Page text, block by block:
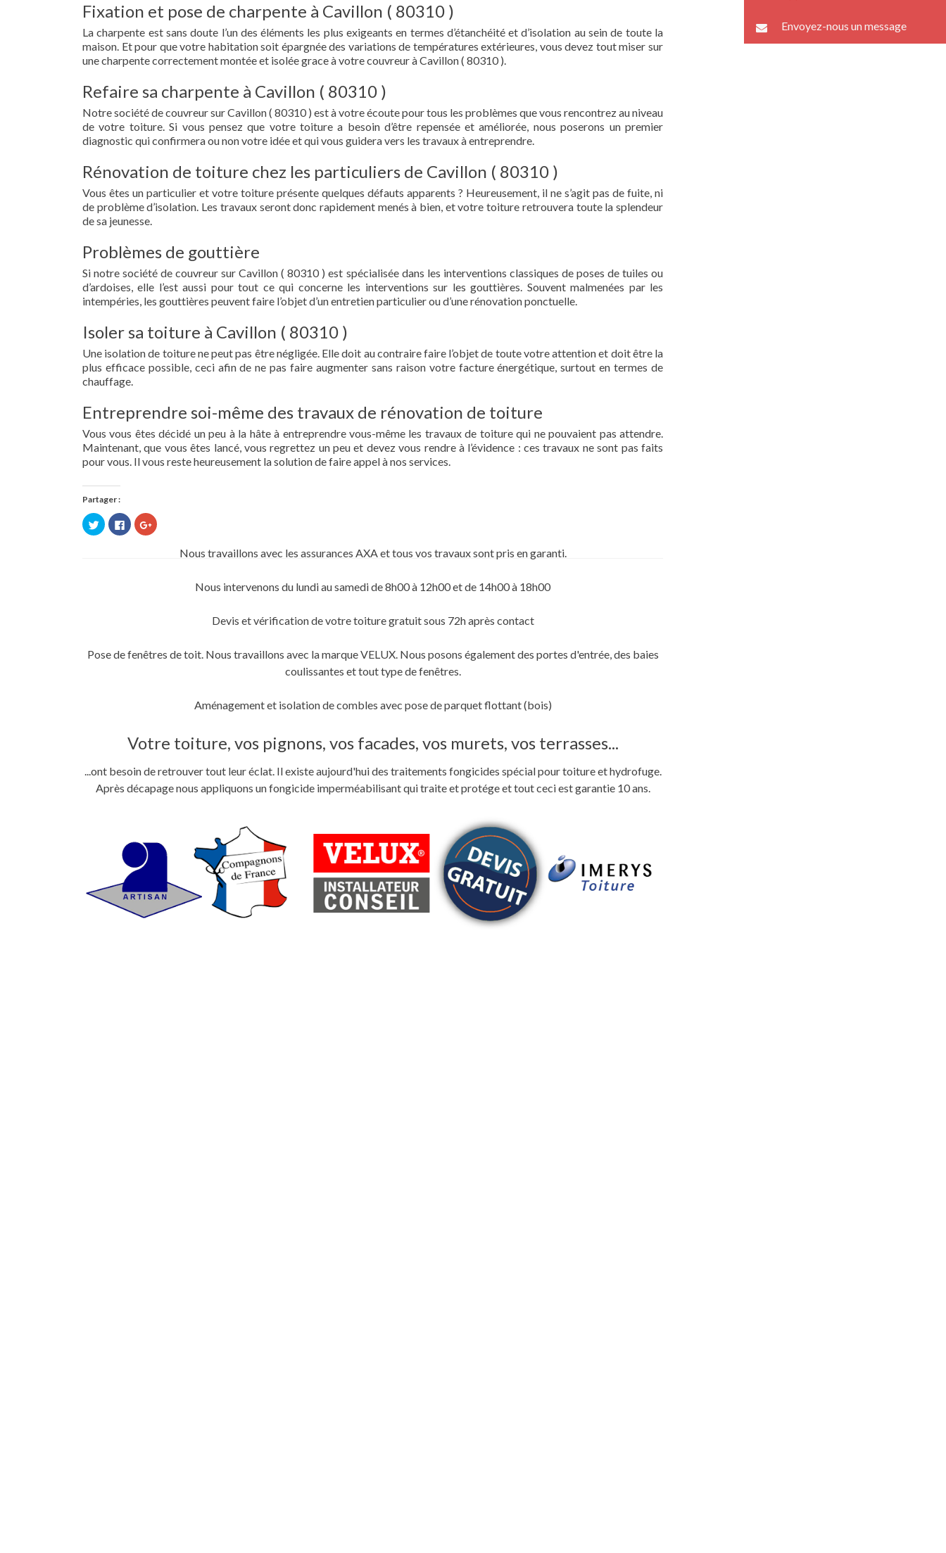
Fixation et pose de charpente à Cavillon ( 80310 )
La charpente est sans doute l’un des éléments les plus exigeants en termes d’étanchéité et d’isolation au sein de toute la
maison. Et pour que votre habitation soit épargnée des variations de températures extérieures, vous devez tout miser sur
une charpente correctement montée et isolée grace à votre couvreur à Cavillon ( 80310 ).
Refaire sa charpente à Cavillon ( 80310 )
Notre société de couvreur sur Cavillon ( 80310 ) est à votre écoute pour tous les problèmes que vous rencontrez au niveau
de votre toiture. Si vous pensez que votre toiture a besoin d’être repensée et améliorée, nous poserons un premier
diagnostic qui confirmera ou non votre idée et qui vous guidera vers les travaux à entreprendre.
Rénovation de toiture chez les particuliers de Cavillon ( 80310 )
Vous êtes un particulier et votre toiture présente quelques défauts apparents ? Heureusement, il ne s’agit pas de fuite, ni
de problème d’isolation. Les travaux seront donc rapidement menés à bien, et votre toiture retrouvera toute la splendeur
de sa jeunesse.
Problèmes de gouttière
Si notre société de couvreur sur Cavillon ( 80310 ) est spécialisée dans les interventions classiques de poses de tuiles ou
d’ardoises, elle l’est aussi pour tout ce qui concerne les interventions sur les gouttières. Souvent malmenées par les
intempéries, les gouttières peuvent faire l’objet d’un entretien particulier ou d’une rénovation ponctuelle.
Isoler sa toiture à Cavillon ( 80310 )
Une isolation de toiture ne peut pas être négligée. Elle doit au contraire faire l’objet de toute votre attention et doit être la
plus efficace possible, ceci afin de ne pas faire augmenter sans raison votre facture énergétique, surtout en termes de
chauffage.
Entreprendre soi-même des travaux de rénovation de toiture
Vous vous êtes décidé un peu à la hâte à entreprendre vous-même les travaux de toiture qui ne pouvaient pas attendre.
Maintenant, que vous êtes lancé, vous regrettez un peu et devez vous rendre à l’évidence : ces travaux ne sont pas faits
pour vous. Il vous reste heureusement la solution de faire appel à nos services.
Partager :
Cliquez
pour
partager
Cliquez
pour
partager
Facebook(ouvre
Cliquez
pour
Google+Nous travaillons avec les assurances AXA et tous vos travaux sont pris en garanti.
Nous intervenons du lundi au samedi de 8h00 à 12h00 et de 14h00 à 18h00
Devis et vérification de votre toiture gratuit sous 72h après contact
Pose de fenêtres de toit. Nous travaillons avec la marque VELUX. Nous posons également des portes d'entrée, des baies
coulissantes et tout type de fenêtres.
Aménagement et isolation de combles avec pose de parquet flottant (bois)
Votre toiture, vos pignons, vos facades, vos murets, vos terrasses...
...ont besoin de retrouver tout leur éclat. Il existe aujourd'hui des traitements fongicides spécial pour toiture et hydrofuge.
Après décapage nous appliquons un fongicide imperméabilisant qui traite et protége et tout ceci est garantie 10 ans.
Envoyez-nous un message